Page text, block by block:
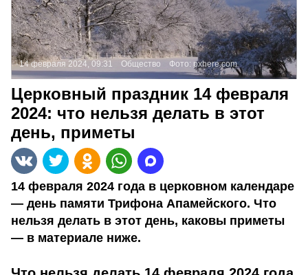
14 февраля 2024, 09:31 Общество Фото: pxhere.com
Церковный праздник 14 февраля
2024: что нельзя делать в этот
день, приметы
14 февраля 2024 года в церковном календаре
— день памяти Трифона Апамейского. Что
нельзя делать в этот день, каковы приметы
— в материале ниже.